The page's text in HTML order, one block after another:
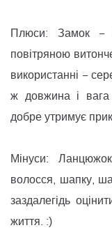
Плюси: Замок −
повітряною
використанні −
ж довжина і вага
добре утримує
Мінуси:
волосся, шапку,
заздалегідь
життя. :)